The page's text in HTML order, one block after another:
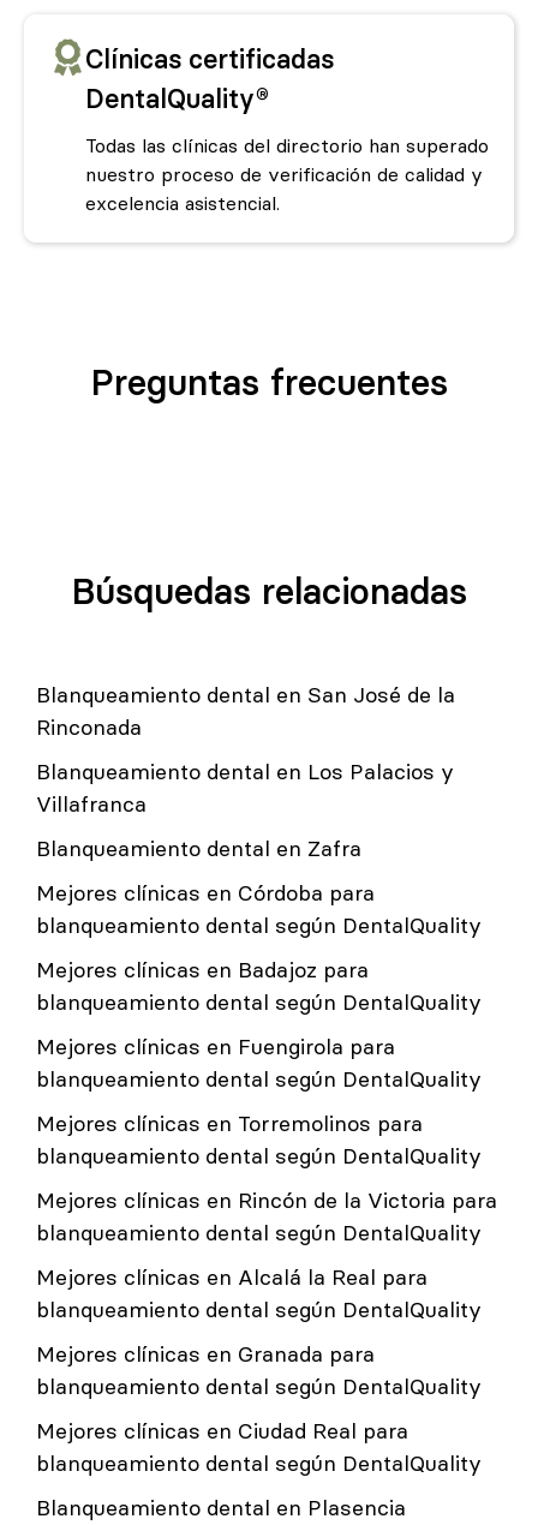
Clínicas certificadas
DentalQuality®
Todas las clínicas del directorio han superado
nuestro proceso de verificación de calidad y
excelencia asistencial.
Preguntas frecuentes
Búsquedas relacionadas
Blanqueamiento dental en San José de la
Rinconada
Blanqueamiento dental en Los Palacios y
Villafranca
Blanqueamiento dental en Zafra
Mejores clínicas en Córdoba para
blanqueamiento dental según DentalQuality
Mejores clínicas en Badajoz para
blanqueamiento dental según DentalQuality
Mejores clínicas en Fuengirola para
blanqueamiento dental según DentalQuality
Mejores clínicas en Torremolinos para
blanqueamiento dental según DentalQuality
Mejores clínicas en Rincón de la Victoria para
blanqueamiento dental según DentalQuality
Mejores clínicas en Alcalá la Real para
blanqueamiento dental según DentalQuality
Mejores clínicas en Granada para
blanqueamiento dental según DentalQuality
Mejores clínicas en Ciudad Real para
blanqueamiento dental según DentalQuality
Blanqueamiento dental en Plasencia